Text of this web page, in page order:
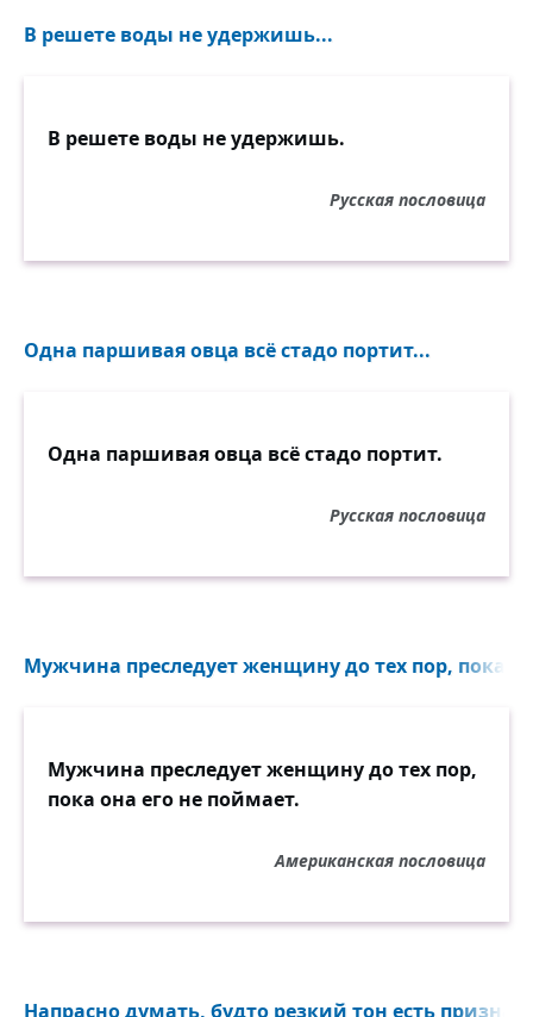
В решете воды не удержишь...
В решете воды не удержишь.
Русская пословица
Одна паршивая овца всё стадо портит...
Одна паршивая овца всё стадо портит.
Русская пословица
Мужчина преследует женщину до тех пор, пока
Мужчина преследует женщину до тех пор,
пока она его не поймает.
Американская пословица
Напрасно думать, будто резкий тон есть